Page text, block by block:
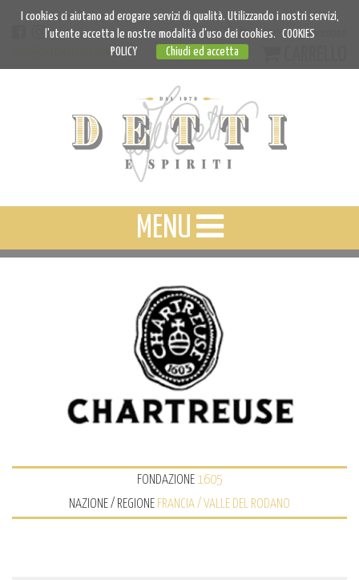
info@dettiespiriti.com
Accedi Registrazione
MENU
FONDAZIONE 1605
NAZIONE / REGIONE FRANCIA / VALLE DEL RODANO
I cookies ci aiutano ad erogare servizi di qualità. Utilizzando i nostri servizi,
l'utente accetta le nostre modalità d'uso dei cookies. COOKIES
POLICY
Chiudi ed accetta